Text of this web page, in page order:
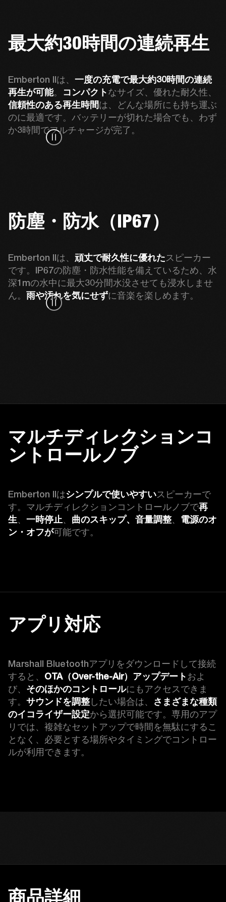
最大約30時間の連続再生
Emberton IIは、 一度の充電で最大約30時間の連続
再生が可能。 コンパクトなサイズ、優れた耐久性、
信頼性のある再生時間は、どんな場所にも持ち運ぶ
のに最適です。バッテリーが切れた場合でも、わず
か3時間でフルチャージが完了。
防塵・防水（IP67）
Emberton IIは、 頑丈で耐久性に優れたスピーカー
です。IP67の防塵・防水性能を備えているため、水
深1mの水中に最大30分間水没させても浸水しませ
ん。 雨や汚れを気にせずに音楽を楽しめます。
マルチディレクションコ
ントロールノブ
Emberton IIはシンプルで使いやすいスピーカーで
す。マルチディレクションコントロールノブで再
生、 一時停止、 曲のスキップ、音量調整、 電源のオ
ン・オフが可能です。
アプリ対応
Marshall Bluetoothアプリをダウンロードして接続
すると、 OTA（Over-the-Air）アップデートおよ
び、 そのほかのコントロールにもアクセスできま
す。 サウンドを調整したい場合は、 さまざまな種類
のイコライザー設定から選択可能です。専用のアプ
リでは、複雑なセットアップで時間を無駄にするこ
となく、必要とする場所やタイミングでコントロー
ルが利用できます。
商品詳細